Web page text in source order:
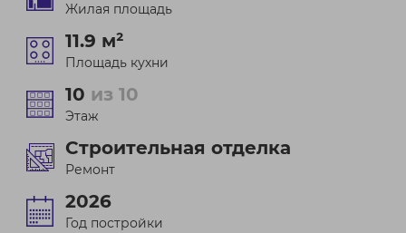
Жилая площадь
11.9 м²
Площадь кухни
10 из 10
Этаж
Строительная отделка
Ремонт
2026
Год постройки